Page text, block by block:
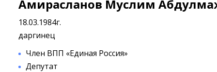
Амирасланов Муслим
18.03.1984г.
даргинец
Член ВПП «Единая Россия»
Депутат